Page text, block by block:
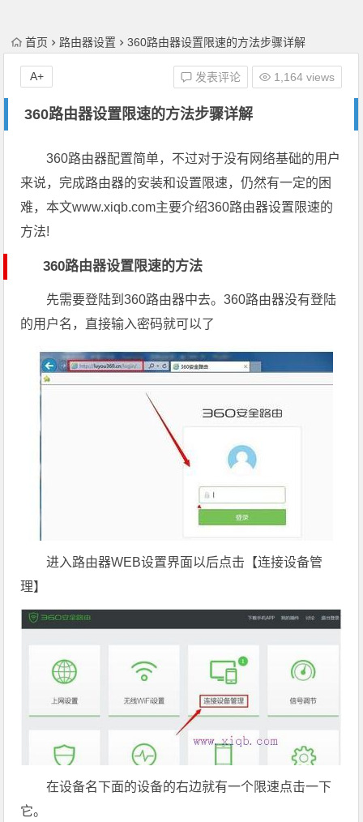
首页 路由器设置 360路由器设置限速的方法步骤详解
360路由器设置限速的方法步骤详解
发表评论 1,164 views
A+
360路由器配置简单，不过对于没有网络基础的用户
来说，完成路由器的安装和设置限速，仍然有一定的困
难，本文www.xiqb.com主要介绍360路由器设置限速的
方法!
360路由器设置限速的方法
先需要登陆到360路由器中去。360路由器没有登陆
的用户名，直接输入密码就可以了
进入路由器WEB设置界面以后点击【连接设备管
理】
在设备名下面的设备的右边就有一个限速点击一下
它。